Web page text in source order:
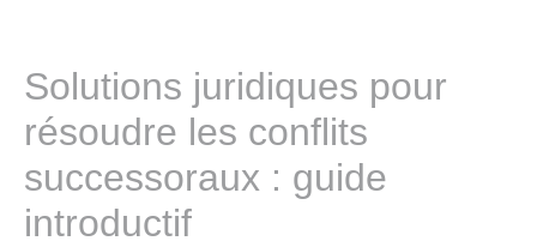
Solutions juridiques pour
résoudre les conflits
successoraux : guide
introductif